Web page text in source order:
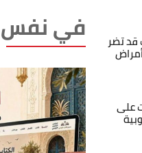
في نفس قد تضر
على